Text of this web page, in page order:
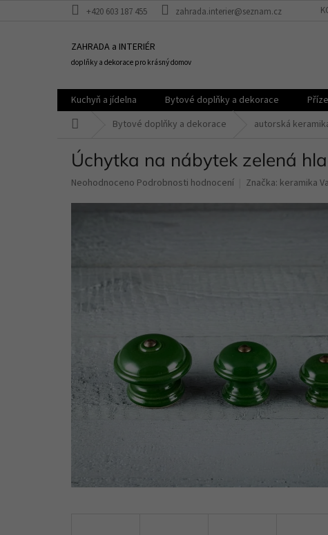
+420 603 187 455 zahrada.interier@seznam.cz
ZAHRADA a INTERIÉR
doplňky a dekorace pro krásný domov
Kuchyň a jídelna Bytové doplňky a dekorace
Bytové doplňky a dekorace autorská
Úchytka na nábytek zelená
Průměrné
Neohodnoceno Podrobnosti hodnocení Značka: keramika